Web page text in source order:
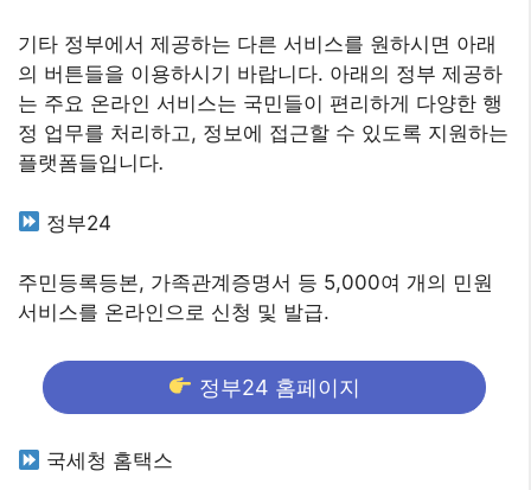
기타 정부에서 제공하는 다른 서비스를 원하시면 아래
의 버튼들을 이용하시기 바랍니다. 아래의 정부 제공하
는 주요 온라인 서비스는 국민들이 편리하게 다양한 행
정 업무를 처리하고, 정보에 접근할 수 있도록 지원하는
플랫폼들입니다.
정부24
주민등록등본, 가족관계증명서 등 5,000여 개의 민원
서비스를 온라인으로 신청 및 발급.
정부24 홈페이지
국세청 홈택스